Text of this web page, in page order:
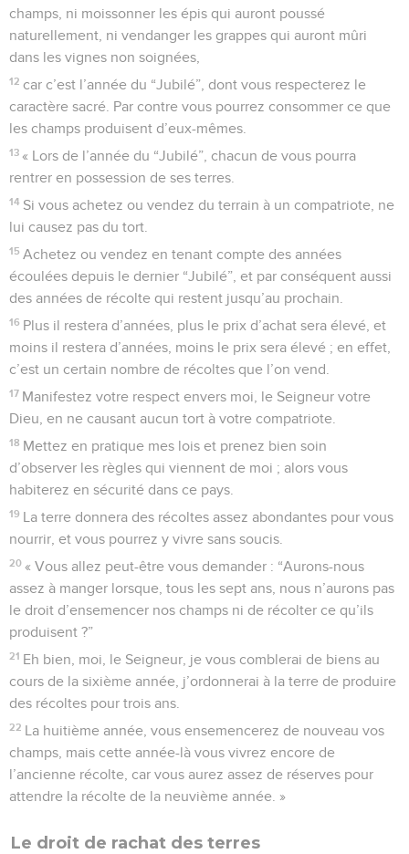
champs, ni moissonner les épis qui auront poussé
naturellement, ni vendanger les grappes qui auront mûri
dans les vignes non soignées,
12 car c’est l’année du “Jubilé”, dont vous respecterez le
caractère sacré. Par contre vous pourrez consommer ce que
les champs produisent d’eux-mêmes.
13 « Lors de l’année du “Jubilé”, chacun de vous pourra
rentrer en possession de ses terres.
14 Si vous achetez ou vendez du terrain à un compatriote, ne
lui causez pas du tort.
15 Achetez ou vendez en tenant compte des années
écoulées depuis le dernier “Jubilé”, et par conséquent aussi
des années de récolte qui restent jusqu’au prochain.
16 Plus il restera d’années, plus le prix d’achat sera élevé, et
moins il restera d’années, moins le prix sera élevé ; en effet,
c’est un certain nombre de récoltes que l’on vend.
17 Manifestez votre respect envers moi, le Seigneur votre
Dieu, en ne causant aucun tort à votre compatriote.
18 Mettez en pratique mes lois et prenez bien soin
d’observer les règles qui viennent de moi ; alors vous
habiterez en sécurité dans ce pays.
19 La terre donnera des récoltes assez abondantes pour vous
nourrir, et vous pourrez y vivre sans soucis.
20 « Vous allez peut-être vous demander : “Aurons-nous
assez à manger lorsque, tous les sept ans, nous n’aurons pas
le droit d’ensemencer nos champs ni de récolter ce qu’ils
produisent ?”
21 Eh bien, moi, le Seigneur, je vous comblerai de biens au
cours de la sixième année, j’ordonnerai à la terre de produire
des récoltes pour trois ans.
22 La huitième année, vous ensemencerez de nouveau vos
champs, mais cette année-là vous vivrez encore de
l’ancienne récolte, car vous aurez assez de réserves pour
attendre la récolte de la neuvième année. »
Le droit de rachat des terres